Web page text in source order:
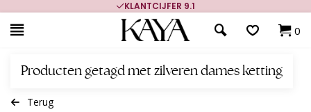
KLANTCIJFER 9.1
0
Producten getagd met zilveren dames ketting
Terug